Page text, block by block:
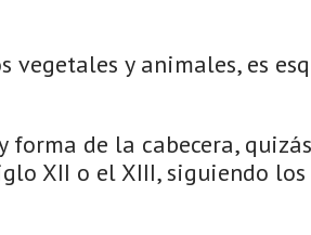
y animales, es
forma de la cabecera,
XII o el XIII, siguiendo